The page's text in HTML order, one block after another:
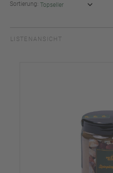
Sortierung:
LISTENANSICHT